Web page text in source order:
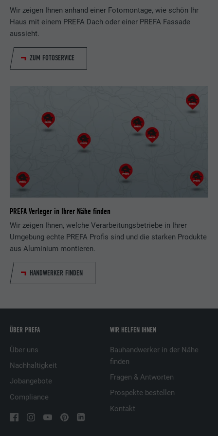
Wir zeigen Ihnen anhand einer Fotomontage, wie schön Ihr
Haus mit einem PREFA Dach oder einer PREFA Fassade
aussieht.
ZUM FOTOSERVICE
PREFA Verleger in Ihrer Nähe finden
Wir zeigen Ihnen, welche Verarbeitungsbetriebe in Ihrer
Umgebung echte PREFA Profis sind und die starken Produkte
aus Aluminium montieren.
HANDWERKER FINDEN
ÜBER PREFA
Über uns
Nachhaltigkeit
Jobangebote
Compliance
WIR HELFEN IHNEN
Bauhandwerker in der Nähe
finden
Fragen & Antworten
Prospekte bestellen
Kontakt
Wird verwendet, um Besucher auf
Anbieter
1 Tag
Zweck
Verwendet vom Social-Networking-Dienst
LinkedIn für die Verfolgung der
Verwendung von eingebetteten
Name lissc
Anbieter LinkedIn
Laufzeit 1 Jahr
Name
Anbieter
Wird von Facebook genutzt, um eine Reihe